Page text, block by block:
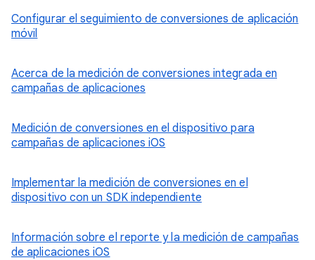
Configurar el seguimiento de conversiones de aplicación
móvil
Acerca de la medición de conversiones integrada en
campañas de aplicaciones
Medición de conversiones en el dispositivo para
campañas de aplicaciones iOS
Implementar la medición de conversiones en el
dispositivo con un SDK independiente
Información sobre el reporte y la medición de campañas
de aplicaciones iOS